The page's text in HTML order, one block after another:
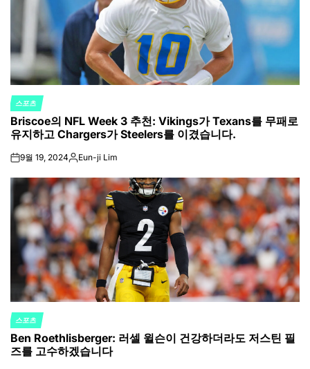
POSTED
IN
스포츠
Briscoe의 NFL Week 3 추천: Vikings가 Texans를 무패로
유지하고 Chargers가 Steelers를 이겼습니다.
on9월 19, 2024Posted
Eun-ji Lim
POSTED
IN
스포츠
Ben Roethlisberger: 러셀 윌슨이 건강하더라도 저스틴 필
즈를 고수하겠습니다